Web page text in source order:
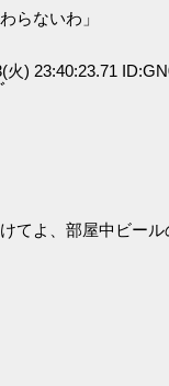
らないわ」
火) 23:40:23.71
よ、部屋中ビール